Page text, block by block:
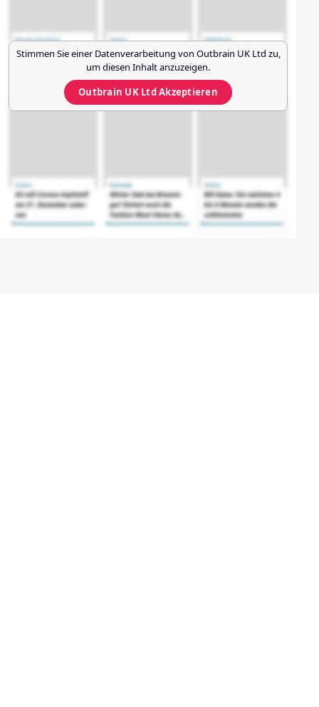
Stimmen Sie einer Datenverarbeitung von Outbrain UK Ltd zu,
um diesen Inhalt anzuzeigen.
Outbrain UK Ltd Akzeptieren